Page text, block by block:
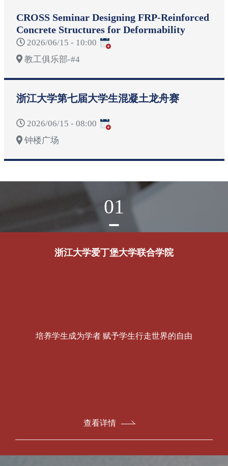
CROSS Seminar Designing FRP-Reinforced
Concrete Structures for Deformability
2026/06/15 - 10:00
教工俱乐部-#4
浙江大学第七届大学生混凝土龙舟赛
2026/06/15 - 08:00
钟楼广场
01
浙江大学爱丁堡大学联合学院
培养学生成为学者 赋予学生行走世界的自由
查看详情